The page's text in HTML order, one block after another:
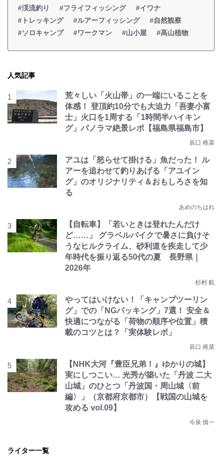
#渓流釣り #フライフィッシング
#イワナ
#トレッキング
#ルアーフィッシング
#自然観察
#ソロキャンプ
#ワークマン #山小屋 #高山植物
人気記事
荒々しい「火山帯」の一端にいることを
体感！ 登頂約10分でも大迫力「吾妻小富
士」火口を1周する「1時間半ハイキン
グ」パノラマ絶景レポ【福島県福島市】
辰口 稚菜
アユは「怒らせて掛ける」魚だった！ ル
アーを追わせて釣りあげる「アユイン
グ」のオリジナリティ＆おもしろさを知
る
あめのちはれ
【自転車】「若いときは登れたんだけ
ど……」 グラベルバイクで暑さに負けそ
うなヒルクライム、砂利道を疾走して少
年時代を振り返る50代の夏 長野県｜
2026年
杉村 航
やってはいけない！「キャンプツーリン
グ」での「NGパッキング」7選！ 安全＆
快適につながる「荷物の順序や位置」積
載のコツとは？「実体験レポ」
辰口 稚菜
【NHK大河『豊臣兄弟！』ゆかりの城】
実にしつこい… 光秀が築いた「丹波 二大
山城」のひとつ「丹波国・周山城〈前
編〉」（京都府京都市）【戦国の山城を
攻める vol.09】
今泉 慎一
ライター一覧